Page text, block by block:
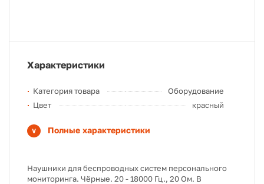
Характеристики
Категория товара
Оборудование
Цвет
красный
Полные характеристики
Наушники для беспроводных систем персонального
мониторинга. Чёрные. 20 - 18000 Гц., 20 Ом. В